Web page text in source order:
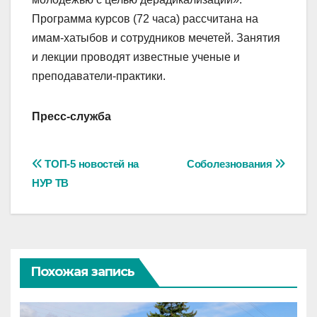
Программа курсов (72 часа) рассчитана на
имам-хатыбов и сотрудников мечетей. Занятия
и лекции проводят известные ученые и
преподаватели-практики.
Пресс-служба
Навигация
Соболезнования
ТОП-5 новостей на
НУР ТВ
Похожая запись